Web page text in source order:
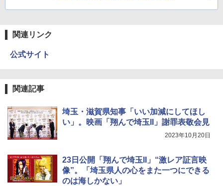
関連リンク
公式サイト
関連記事
埼玉・滋賀県知事「いい加減にしてほし
い」。映画「翔んで埼玉II」謝罪表敬会見
2023年10月20日
23日公開「翔んで埼玉II」“激レア証言映
像”。「埼玉県人の心をまた一つにできる
のは海しかない」